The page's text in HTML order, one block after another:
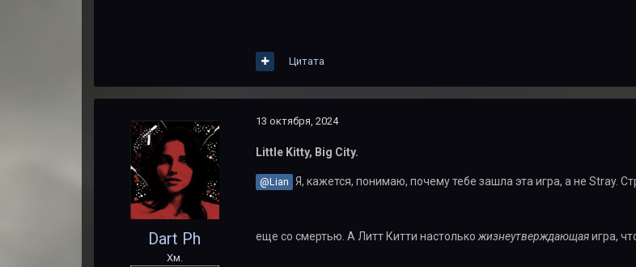
Цитата
Dart Ph
Хм.
13 октября, 2024
Little Kitty, Big City.
@Lian Я, кажется, понимаю, почему тебе зашла эта игра, а не Stray.
еще со смертью. А Литт Китти настолько жизнеутверждающаяигра,